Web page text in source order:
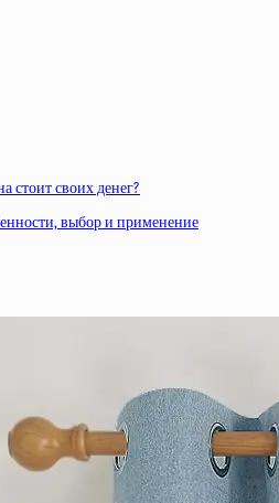
стоит своих денег?
выбор и применение